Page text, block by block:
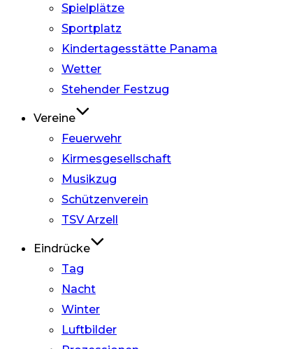
Spielplätze
Sportplatz
Kindertagesstätte Panama
Wetter
Stehender Festzug
Vereine
Feuerwehr
Kirmesgesellschaft
Musikzug
Schützenverein
TSV Arzell
Eindrücke
Tag
Nacht
Winter
Luftbilder